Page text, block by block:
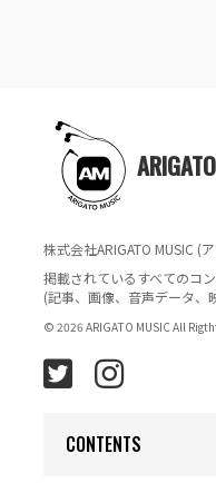
株式会社ARIGATO MUSIC (
掲載されているすべてのコ
(記事、画像、音声データ、
© 2026 ARIGATO MUSIC All
CONTENTS